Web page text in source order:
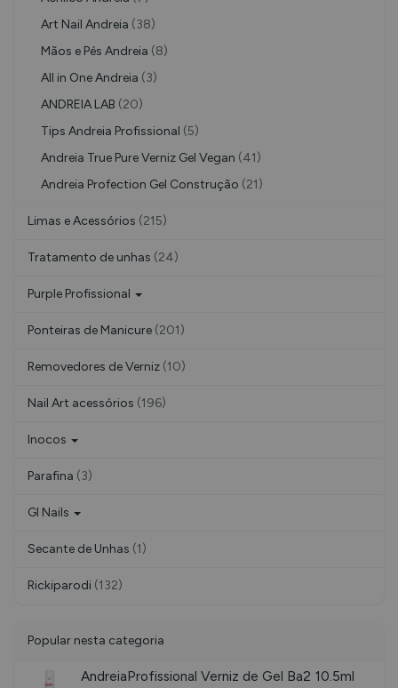
Art Nail Andreia (38)
Mãos e Pés Andreia (8)
All in One Andreia (3)
ANDREIA LAB (20)
Tips Andreia Profissional (5)
Andreia True Pure Verniz Gel Vegan (41)
Andreia Profection Gel Construção (21)
Limas e Acessórios (215)
Tratamento de unhas (24)
Purple Profissional
Ponteiras de Manicure (201)
Removedores de Verniz (10)
Nail Art acessórios (196)
Inocos
Parafina (3)
Gl Nails
Secante de Unhas (1)
Rickiparodi (132)
Popular nesta categoria
AndreiaProfissional Verniz de Gel Ba2 10.5ml